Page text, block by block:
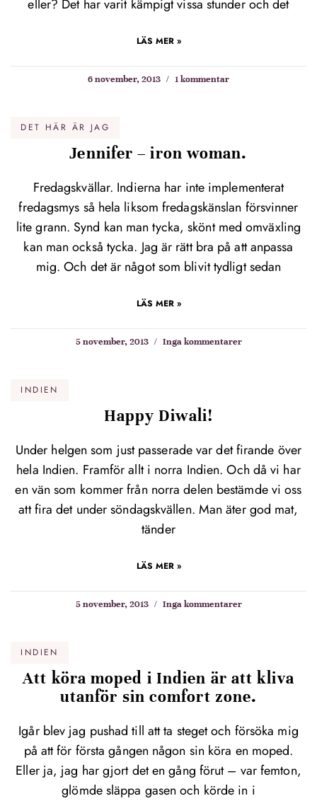
eller? Det har varit kämpigt vissa stunder och det
LÄS MER »
6 november, 2013 1 kommentar
DET HÄR ÄR JAG
Jennifer – iron woman.
Fredagskvällar. Indierna har inte implementerat
fredagsmys så hela liksom fredagskänslan försvinner
lite grann. Synd kan man tycka, skönt med omväxling
kan man också tycka. Jag är rätt bra på att anpassa
mig. Och det är något som blivit tydligt sedan
LÄS MER »
5 november, 2013 Inga kommentarer
INDIEN
Happy Diwali!
Under helgen som just passerade var det firande över
hela Indien. Framför allt i norra Indien. Och då vi har
en vän som kommer från norra delen bestämde vi oss
att fira det under söndagskvällen. Man äter god mat,
tänder
LÄS MER »
5 november, 2013 Inga kommentarer
INDIEN
Att köra moped i Indien är att kliva
utanför sin comfort zone.
Igår blev jag pushad till att ta steget och försöka mig
på att för första gången någon sin köra en moped.
Eller ja, jag har gjort det en gång förut – var femton,
glömde släppa gasen och körde in i